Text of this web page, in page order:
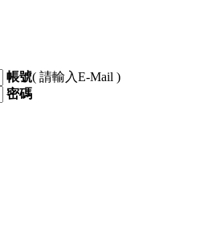
帳號( 請輸入E-Mail )
密碼